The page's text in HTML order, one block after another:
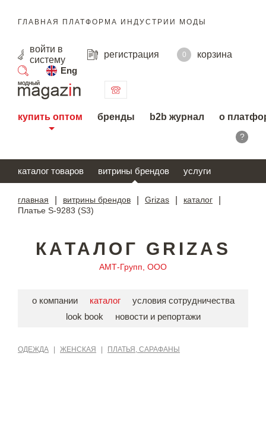
ГЛАВНАЯ ПЛАТФОРМА ИНДУСТРИИ МОДЫ
войти в
систему
регистрация 0
корзина
Eng
поиск
купить оптом бренды b2b журнал о
?
каталог товаров витрины брендов услуги
главная витрины брендов Grizas каталог
Платье S-9283 (S3)
КАТАЛОГ GRIZAS
АМТ-Групп, ООО
о компании каталог
условия сотрудничества
look book
новости и репортажи
ОДЕЖДА ЖЕНСКАЯ ПЛАТЬЯ, САРАФАНЫ